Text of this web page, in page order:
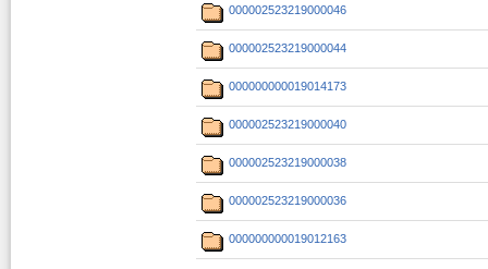
000002523219000046
000002523219000044
000000000019014173
000002523219000040
000002523219000038
000002523219000036
000000000019012163